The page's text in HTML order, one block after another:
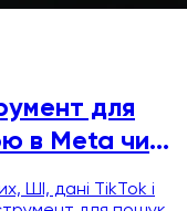
для
в Meta чи
ШІ, дані TikTok і